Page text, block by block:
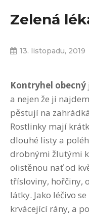
Zelená
13. listopadu, 2019
Kontryhel obecný
a nejen že ji
pěstují na
Rostlinky mají
dlouhé listy a
drobnými žlutými
olistěnou nať od
třísloviny, hořčiny,
látky. Jako léčivo
krvácející rány, a